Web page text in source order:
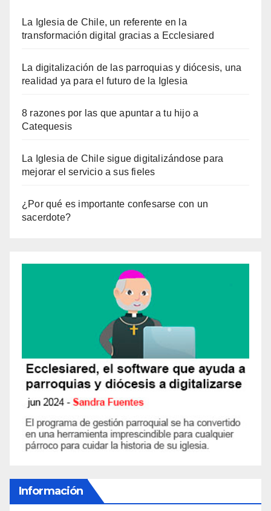
La Iglesia de Chile, un referente en la
transformación digital gracias a Ecclesiared
La digitalización de las parroquias y diócesis, una
realidad ya para el futuro de la Iglesia
8 razones por las que apuntar a tu hijo a
Catequesis
La Iglesia de Chile sigue digitalizándose para
mejorar el servicio a sus fieles
¿Por qué es importante confesarse con un
sacerdote?
Información